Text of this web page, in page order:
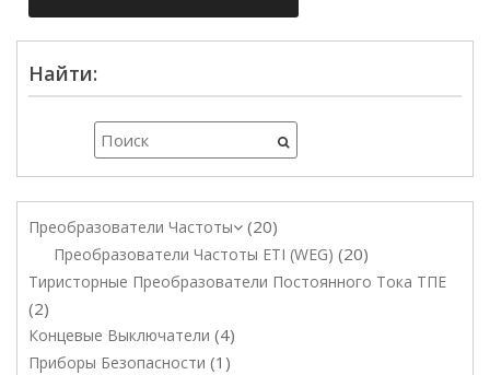
Найти:
Преобразователи Частоты 20
Преобразователи Частоты ETI (WEG) 20
Тиристорные Преобразователи Постоянного Тока ТПЕ
2
Концевые Выключатели 4
Приборы Безопасности 1